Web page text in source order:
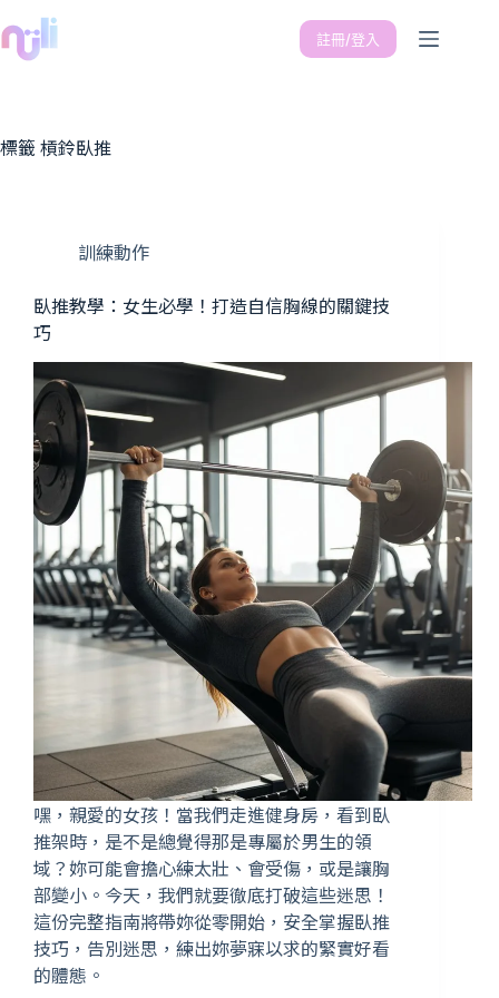
註冊/登入
標籤 槓鈴臥推
訓練動作
臥推教學：女生必學！打造自信胸線的關鍵技
巧
嘿，親愛的女孩！當我們走進健身房，看到臥
推架時，是不是總覺得那是專屬於男生的領
域？妳可能會擔心練太壯、會受傷，或是讓胸
部變小。今天，我們就要徹底打破這些迷思！
這份完整指南將帶妳從零開始，安全掌握臥推
技巧，告別迷思，練出妳夢寐以求的緊實好看
的體態。